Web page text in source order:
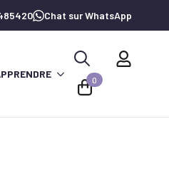
Chat sur WhatsApp
Recherche
de
0